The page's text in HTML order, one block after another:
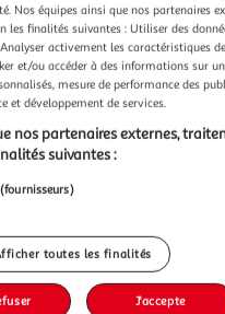
de l’ail pour
et autres snacks
Nos équipes ainsi que nos partenaires
les finalités suivantes : Utiliser des
activement les caractéristiques de
et/ou accéder à des informations sur un
mesure de performance des
et développement de services.
nos partenaires externes,
suivantes :
toutes les finalités
J'accepte